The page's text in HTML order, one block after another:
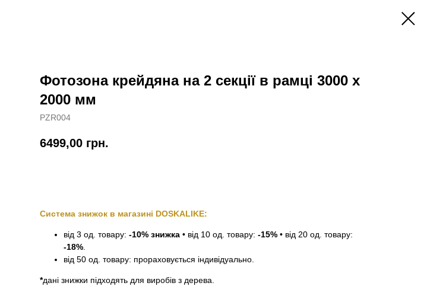
Фотозона крейдяна на 2 секції в рамці 3000 х
2000 мм
PZR004
6499,00 грн.
Система знижок в магазині DOSKALIKE:
від 3 од. товару: -10% знижка • від 10 од. товару: -15% • від 20 од. товару:
-18%.
від 50 од. товару: прораховується індивідуально.
*дані знижки підходять для виробів з дерева.